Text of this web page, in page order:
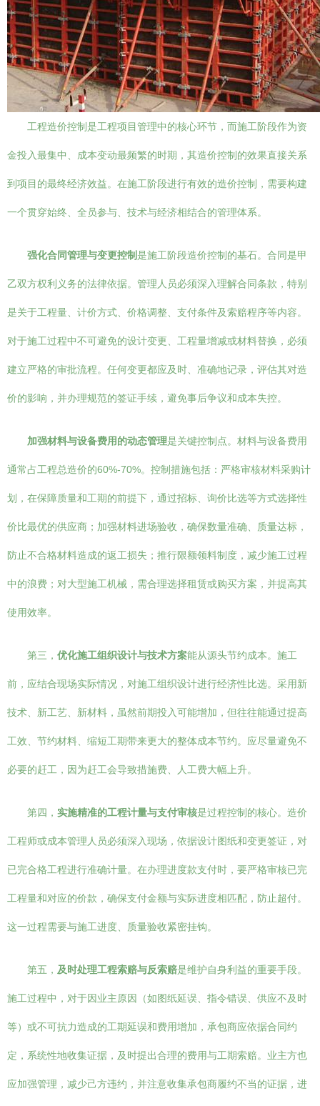
工程造价控制是工程项目管理中的核心环节，而施工阶段作为资
金投入最集中、成本变动最频繁的时期，其造价控制的效果直接关系
到项目的最终经济效益。在施工阶段进行有效的造价控制，需要构建
一个贯穿始终、全员参与、技术与经济相结合的管理体系。
强化合同管理与变更控制 是施工阶段造价控制的基石。合同是甲
乙双方权利义务的法律依据。管理人员必须深入理解合同条款，特别
是关于工程量、计价方式、价格调整、支付条件及索赔程序等内容。
对于施工过程中不可避免的设计变更、工程量增减或材料替换，必须
建立严格的审批流程。任何变更都应及时、准确地记录，评估其对造
价的影响，并办理规范的签证手续，避免事后争议和成本失控。
加强材料与设备费用的动态管理是关键控制点。材料与设备费用
通常占工程总造价的60%-70%。控制措施包括：严格审核材料采购计
划，在保障质量和工期的前提下，通过招标、询价比选等方式选择性
价比最优的供应商；加强材料进场验收，确保数量准确、质量达标，
防止不合格材料造成的返工损失；推行限额领料制度，减少施工过程
中的浪费；对大型施工机械，需合理选择租赁或购买方案，并提高其
使用效率。
第三， 优化施工组织设计与技术方案能从源头节约成本。施工
前，应结合现场实际情况，对施工组织设计进行经济性比选。采用新
技术、新工艺、新材料，虽然前期投入可能增加，但往往能通过提高
工效、节约材料、缩短工期带来更大的整体成本节约。应尽量避免不
必要的赶工，因为赶工会导致措施费、人工费大幅上升。
第四， 实施精准的工程计量与支付审核是过程控制的核心。造价
工程师或成本管理人员必须深入现场，依据设计图纸和变更签证，对
已完合格工程进行准确计量。在办理进度款支付时，要严格审核已完
工程量和对应的价款，确保支付金额与实际进度相匹配，防止超付。
这一过程需要与施工进度、质量验收紧密挂钩。
第五， 及时处理工程索赔与反索赔是维护自身利益的重要手段。
施工过程中，对于因业主原因（如图纸延误、指令错误、供应不及时
等）或不可抗力造成的工期延误和费用增加，承包商应依据合同约
定，系统性地收集证据，及时提出合理的费用与工期索赔。业主方也
应加强管理，减少己方违约，并注意收集承包商履约不当的证据，进